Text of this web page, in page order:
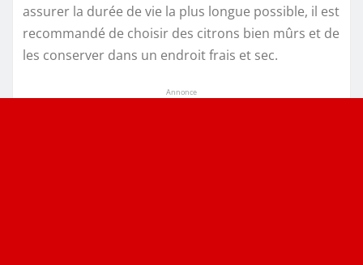
assurer la durée de vie la plus longue possible, il est
recommandé de choisir des citrons bien mûrs et de
les conserver dans un endroit frais et sec.
Annonce